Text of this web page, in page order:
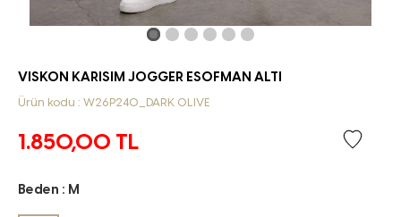
VISKON KARISIM JOGGER ESOFMAN ALTI
Ürün kodu : W26P240_DARK OLIVE
1.850,00 TL
Beden : M